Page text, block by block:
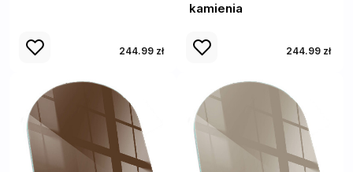
244.99 zł
kamienia
244.99 zł